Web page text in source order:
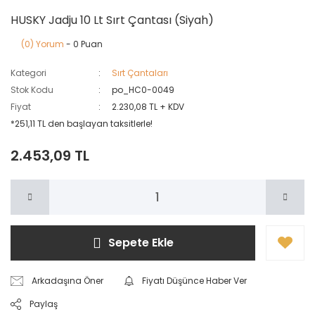
HUSKY Jadju 10 Lt Sırt Çantası (Siyah)
(0) Yorum - 0 Puan
Kategori
Sırt Çantaları
Stok Kodu
po_HC0-0049
Fiyat
2.230,08 TL + KDV
*251,11 TL den başlayan taksitlerle!
2.453,09 TL
Sepete Ekle
Arkadaşına Öner
Fiyatı Düşünce Haber Ver
Paylaş